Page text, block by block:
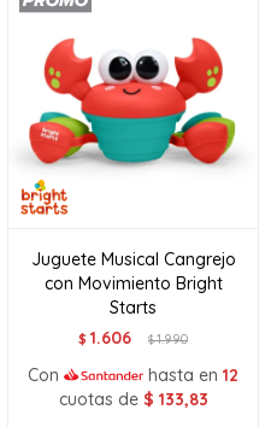
Juguete Musical Cangrejo
con Movimiento Bright
Starts
$ 1.606 $1.990
Con hasta en 12
cuotas de $ 133,83